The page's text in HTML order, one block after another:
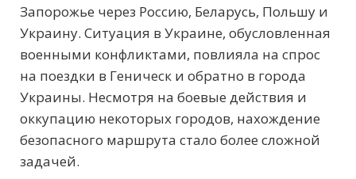
Запорожье через Россию, Беларусь, Польшу и
Украину. Ситуация в Украине, обусловленная
военными конфликтами, повлияла на спрос
на поездки в Геническ и обратно в города
Украины. Несмотря на боевые действия и
оккупацию некоторых городов, нахождение
безопасного маршрута стало более сложной
задачей.